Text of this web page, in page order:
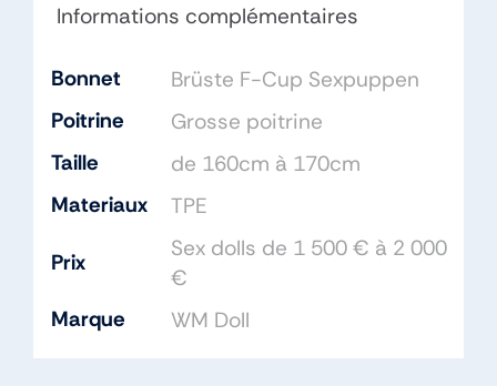
Informations complémentaires
Bonnet
Brüste F-Cup Sexpuppen
Poitrine
Grosse poitrine
Taille
de 160cm à 170cm
Materiaux
TPE
Prix
Sex dolls de 1 500 € à 2 000
€
Marque
WM Doll